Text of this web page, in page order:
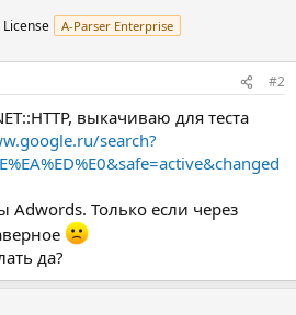
A-Parser Enterprise
#2
выкачиваю для теста
search?
Adwords. Только если через
да?